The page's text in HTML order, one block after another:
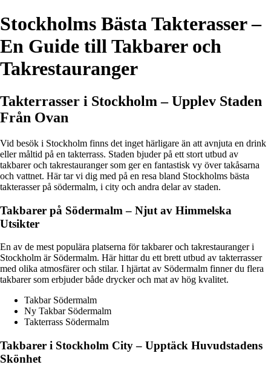
Stockholms Bästa Takterasser –
En Guide till Takbarer och
Takrestauranger
Takterrasser i Stockholm – Upplev Staden
Från Ovan
Vid besök i Stockholm finns det inget härligare än att avnjuta en drink
eller måltid på en takterrass. Staden bjuder på ett stort utbud av
takbarer och takrestauranger som ger en fantastisk vy över takåsarna
och vattnet. Här tar vi dig med på en resa bland Stockholms bästa
takterasser på södermalm, i city och andra delar av staden.
Takbarer på Södermalm – Njut av Himmelska
Utsikter
En av de mest populära platserna för takbarer och takrestauranger i
Stockholm är Södermalm. Här hittar du ett brett utbud av takterrasser
med olika atmosfärer och stilar. I hjärtat av Södermalm finner du flera
takbarer som erbjuder både drycker och mat av hög kvalitet.
Takbar Södermalm
Ny Takbar Södermalm
Takterrass Södermalm
Takbarer i Stockholm City – Upptäck Huvudstadens
Skönhet